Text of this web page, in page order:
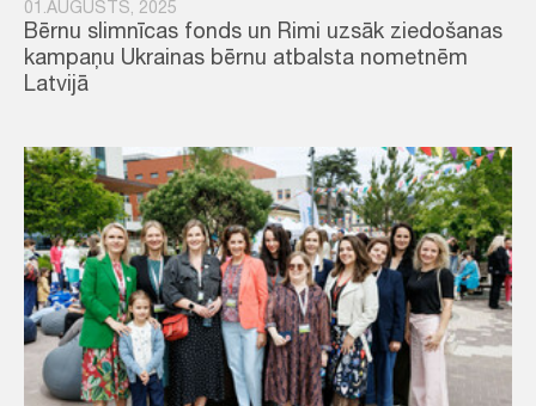
01.AUGUSTS, 2025
Bērnu slimnīcas fonds un Rimi uzsāk ziedošanas
kampaņu Ukrainas bērnu atbalsta nometnēm
Latvijā